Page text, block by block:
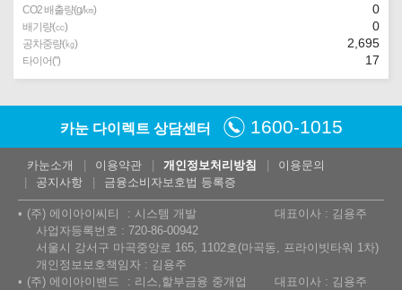
CO2 배출량(g/㎞) 0
배기량(㏄) 0
공차중량(㎏) 2,695
타이어(″) 17
카눈 다이렉트 상담센터 1600-1015
카눈소개 이용약관 개인정보처리방침
이용문의
공지사항
금융소비자보호법 등록증
(주) 에이아이씨티 시스템 개발
대표이사 : 김용주
사업자등록번호 : 720-86-00942
서울시 강서구 마곡중앙로 165, 1102호(마곡동, 프라이빗타워 1차)
개인정보보호책임자 : 김용주
(주) 에이아이밴드
리스,할부금융 중개업 대표이사 : 김용주